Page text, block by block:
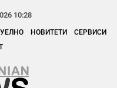
10:28
НОВИТЕТИ
СЕРВИСИ